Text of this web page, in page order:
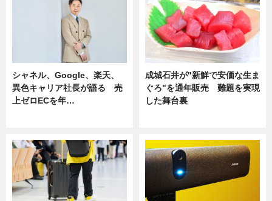
シャネル、Google、楽天、
異色キャリア社長が語る 売
上ゼロECを年…
成城石井が"新鮮で安価な生ま
ぐろ"を通年販売 難題を実現
した舞台裏